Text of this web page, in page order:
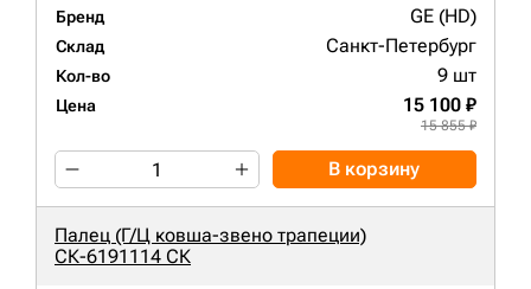
Бренд GE (HD)
Склад Санкт-Петербург
Кол-во 9 шт
Цена 15 100 ₽
15 855 ₽
В корзину
Палец (Г/Ц ковша-звено трапеции)
СК-6191114 СК